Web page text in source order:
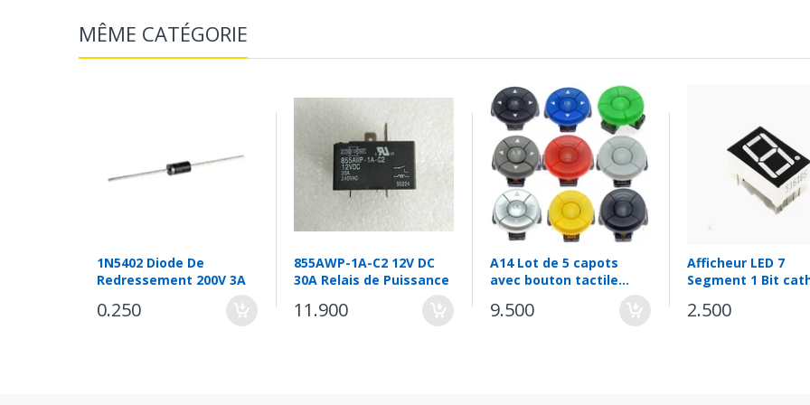
MÊME CATÉGORIE
1N5402 Diode De
Redressement 200V 3A
0.250
855AWP-1A-C2 12V DC
30A Relais de Puissance
11.900
A14 Lot de 5 capots
avec bouton tactile
12*12*7.3mm B3F-4055
9.500
Afficheur LED 7
Segment 1 Bit
2.500